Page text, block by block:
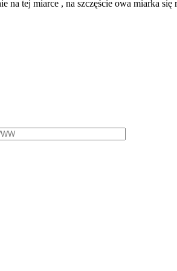
na tej miarce , na szczęście owa miarka się